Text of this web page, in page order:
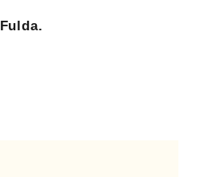
Fulda.